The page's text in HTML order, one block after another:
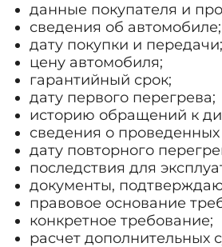
данные покупателя и
сведения об автомобиле;
дату покупки и передачи;
цену автомобиля;
гарантийный срок;
дату первого перегрева;
историю обращений к
сведения о проведенных
дату повторного
последствия для
документы,
правовое основание
конкретное требование;
расчет дополнительных